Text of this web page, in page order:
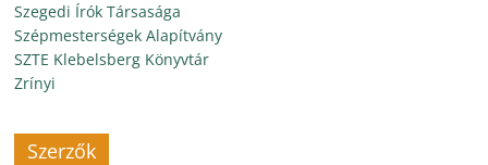
Szegedi Írók Társasága
Szépmesterségek Alapítvány
SZTE Klebelsberg Könyvtár
Zrínyi
Szerzők